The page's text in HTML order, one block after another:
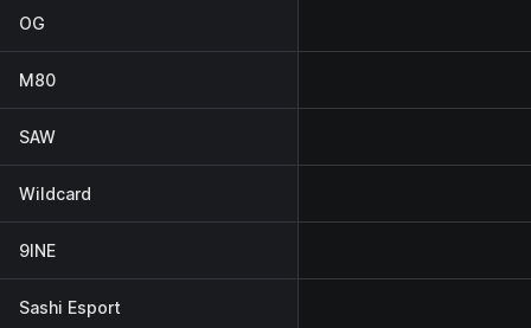
OG
M80
SAW
Wildcard
9INE
Sashi Esport